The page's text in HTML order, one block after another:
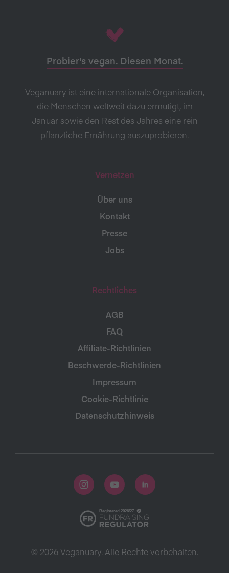
Probier's vegan. Diesen Monat.
Veganuary ist eine internationale Organisation,
die Menschen weltweit dazu ermutigt, im
Januar sowie den Rest des Jahres eine rein
pflanzliche Ernährung auszuprobieren.
Vernetzen
Über uns
Kontakt
Presse
Jobs
Rechtliches
AGB
FAQ
Affiliate-Richtlinien
Beschwerde-Richtlinien
Impressum
Cookie-Richtlinie
Datenschutzhinweis
© 2026 Veganuary. Alle Rechte vorbehalten.